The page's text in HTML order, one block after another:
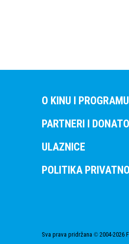
O KINU I PROGRAMU
PARTNERI I
ULAZNICE
POLITIKA
Sva prava pridržana © 2004-2026